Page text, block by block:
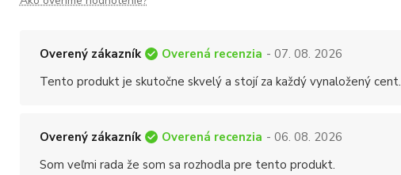
Overený zákazník Overená recenzia - 07. 08. 2026
Tento produkt je skutočne skvelý a stojí za každý vynaložený cent.
Overený zákazník Overená recenzia - 06. 08. 2026
Som veľmi rada že som sa rozhodla pre tento produkt.